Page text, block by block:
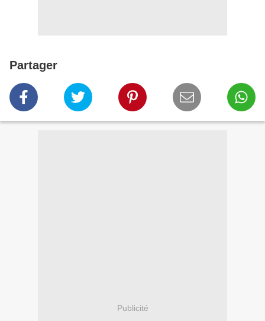
Partager
Publicité